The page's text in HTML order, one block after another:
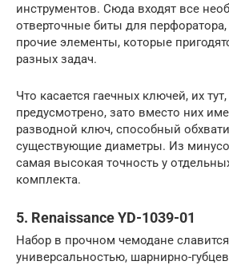
инструментов. Сюда входят все
отверточные биты для перфоратора,
прочие элементы, которые
разных задач.
Что касается гаечных ключей, их
предусмотрено, зато вместо них
разводной ключ, способный
существующие диаметры. Из
самая высокая точность у
комплекта.
5. Renaissance YD-1039-01
Набор в прочном чемодане славится
универсальностью, шарнирно-